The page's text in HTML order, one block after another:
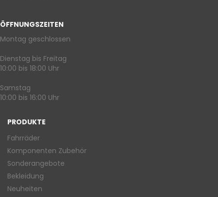
ÖFFNUNGSZEITEN
Montag geschlossen
Dienstag bis Freitag
10:00 bis 18:00 Uhr
Samstag
10:00 bis 16:00 Uhr
PRODUKTE
Fahrräder
Komponenten Zubehör
Sonderangebote
Bekleidung
Neuheiten